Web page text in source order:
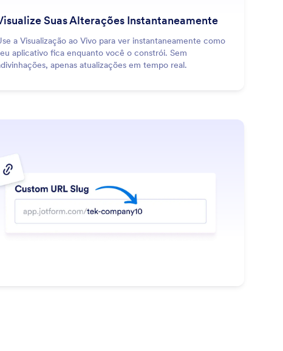
Suas Alterações Instantaneamente
a Visualização ao Vivo para ver instantaneamente como
aplicativo fica enquanto você o constrói. Sem
apenas atualizações em tempo real.
Saiba Mais: Personalize Your App Link